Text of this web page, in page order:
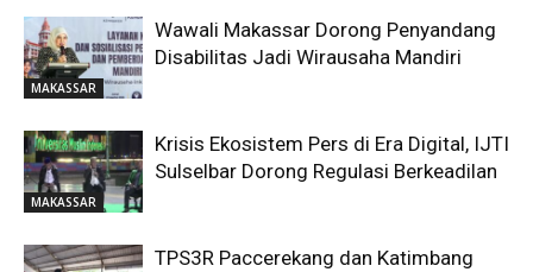
MAKASSAR
Wawali Makassar Dorong Penyandang
Disabilitas Jadi Wirausaha Mandiri
MAKASSAR
Krisis Ekosistem Pers di Era Digital, IJTI
Sulselbar Dorong Regulasi Berkeadilan
TPS3R Paccerekang dan Katimbang